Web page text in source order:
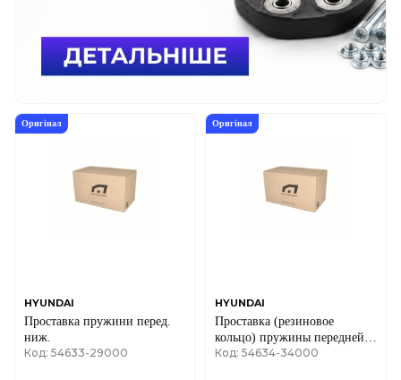
Оригінал
HYUNDAI
Проставка пружини перед.
ниж.
Код: 54633-29000
Оригінал
HYUNDAI
Проставка (резиновое
кольцо) пружины передней
верхняя
Код: 54634-34000